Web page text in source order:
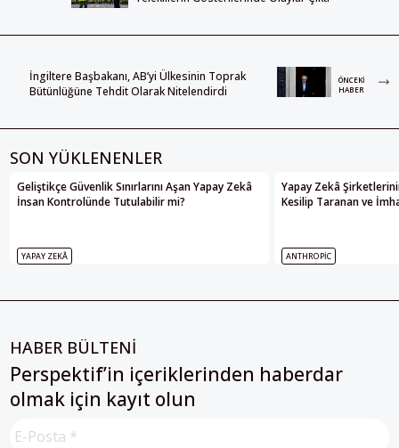
İngiltere Başbakanı, AB’yi Ülkesinin Toprak
Bütünlüğüne Tehdit Olarak Nitelendirdi
ÖNCEKI
HABER
SON YÜKLENENLER
Geliştikçe Güvenlik Sınırlarını Aşan Yapay Zekâ
İnsan Kontrolünde Tutulabilir mi?
YAPAY ZEKÂ
Yapay Zekâ
Kesilip Taranan ve
ANTHROPIC
HABER BÜLTENİ
Perspektif’in içeriklerinden haberdar
olmak için kayıt olun